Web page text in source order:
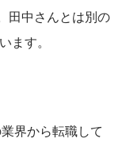
田中さんとは別の
ます。
界から転職して